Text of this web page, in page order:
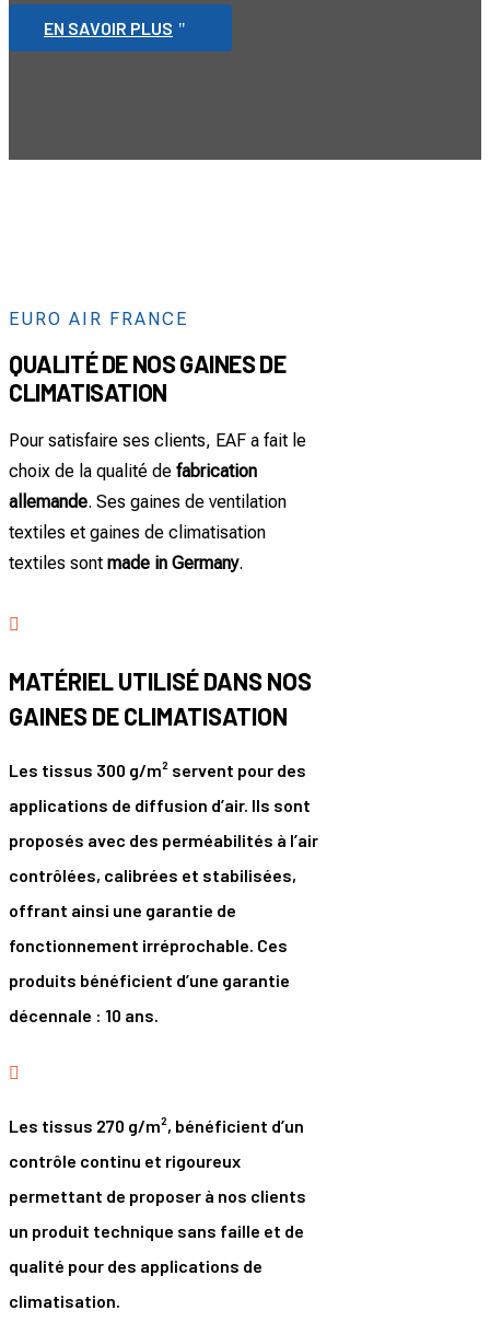
EN SAVOIR PLUS
EURO AIR FRANCE
QUALITÉ DE NOS GAINES DE
CLIMATISATION
Pour satisfaire ses clients, EAF a fait le
choix de la qualité de fabrication
allemande. Ses gaines de ventilation
textiles et gaines de climatisation
textiles sont made in Germany.

MATÉRIEL UTILISÉ DANS NOS
GAINES DE CLIMATISATION
Les tissus 300 g/m² servent pour des
applications de diffusion d’air. Ils sont
proposés avec des perméabilités à l’air
contrôlées, calibrées et stabilisées,
offrant ainsi une garantie de
fonctionnement irréprochable. Ces
produits bénéficient d’une garantie
décennale : 10 ans.

Les tissus 270 g/m², bénéficient d’un
contrôle continu et rigoureux
permettant de proposer à nos clients
un produit technique sans faille et de
qualité pour des applications de
climatisation.